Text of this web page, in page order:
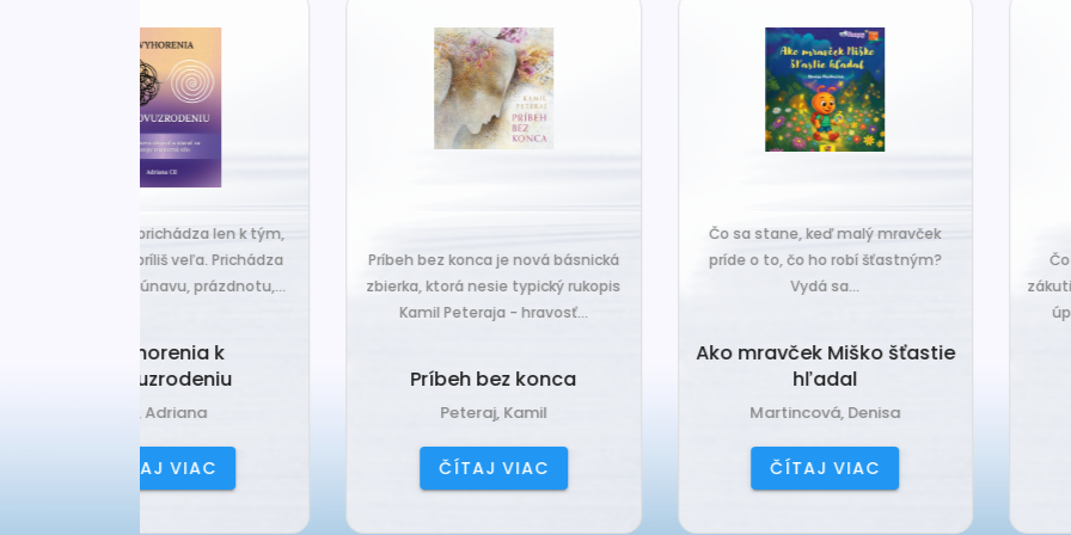
Príbeh bez konca je nová básnická
zbierka, ktorá nesie typický rukopis
Kamil Peteraja - hravosť...
Príbeh bez konca
Čo sa stane, keď malý mravček
príde o to, čo ho robí šťastným?
Vydá sa...
Ako mravček Miško šťastie
Čo sa stane, keď sa do
zákutiny škriatkov prisťahuje
úplne nový? Babka
Jančová, Katarína